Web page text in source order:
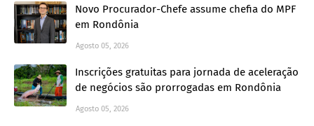
Novo Procurador-Chefe assume chefia do MPF
em Rondônia
Agosto 05, 2026
Inscrições gratuitas para jornada de aceleração
de negócios são prorrogadas em Rondônia
Agosto 05, 2026